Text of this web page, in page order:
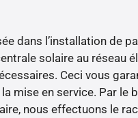
dans l’installation de
solaire au réseau
Ceci vous
mise en service. Par le
nous effectuons le